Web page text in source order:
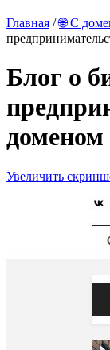
Главная /🌐 С
Блог о
доменом
Увеличить